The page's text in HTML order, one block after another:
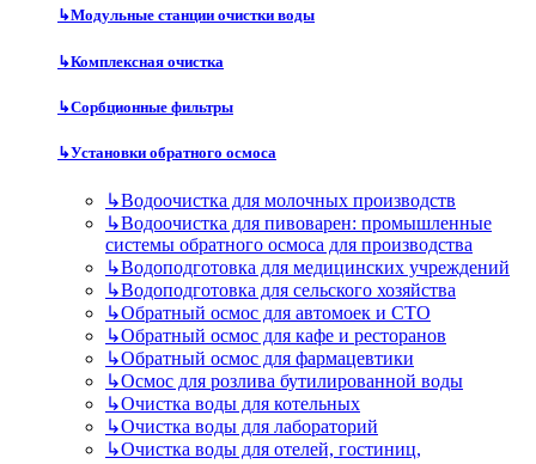
↳Модульные станции очистки воды
↳Комплексная очистка
↳Сорбционные фильтры
↳Установки обратного осмоса
↳Водоочистка для молочных производств
↳Водоочистка для пивоварен: промышленные
системы обратного осмоса для производства
↳Водоподготовка для медицинских учреждений
↳Водоподготовка для сельского хозяйства
↳Обратный осмос для автомоек и СТО
↳Обратный осмос для кафе и ресторанов
↳Обратный осмос для фармацевтики
↳Осмос для розлива бутилированной воды
↳Очистка воды для котельных
↳Очистка воды для лабораторий
↳Очистка воды для отелей, гостиниц,